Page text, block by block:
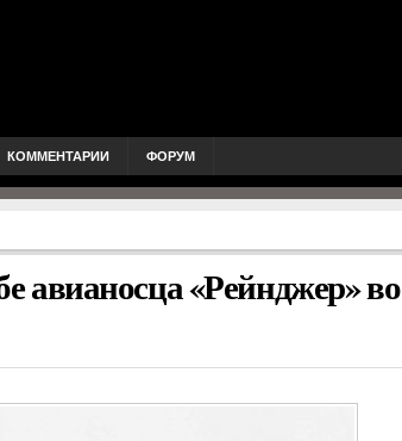
КОММЕНТАРИИ ФОРУМ
авианосца «Рейнджер» во